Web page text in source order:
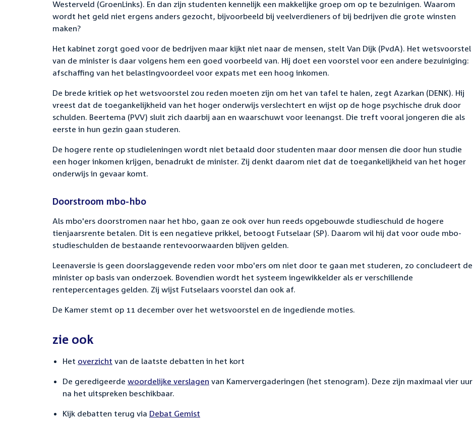
Westerveld (GroenLinks). En dan zijn studenten kennelijk een makkelijke groep om op te bezuinigen. Waarom
wordt het geld niet ergens anders gezocht, bijvoorbeeld bij veelverdieners of bij bedrijven die grote winsten
maken?
Het kabinet zorgt goed voor de bedrijven maar kijkt niet naar de mensen, stelt Van Dijk (PvdA). Het wetsvoorstel
van de minister is daar volgens hem een goed voorbeeld van. Hij doet een voorstel voor een andere bezuiniging:
afschaffing van het belastingvoordeel voor expats met een hoog inkomen.
De brede kritiek op het wetsvoorstel zou reden moeten zijn om het van tafel te halen, zegt Azarkan (DENK). Hij
vreest dat de toegankelijkheid van het hoger onderwijs verslechtert en wijst op de hoge psychische druk door
schulden. Beertema (PVV) sluit zich daarbij aan en waarschuwt voor leenangst. Die treft vooral jongeren die als
eerste in hun gezin gaan studeren.
De hogere rente op studieleningen wordt niet betaald door studenten maar door mensen die door hun studie
een hoger inkomen krijgen, benadrukt de minister. Zij denkt daarom niet dat de toegankelijkheid van het hoger
onderwijs in gevaar komt.
Doorstroom mbo-hbo
Als mbo'ers doorstromen naar het hbo, gaan ze ook over hun reeds opgebouwde studieschuld de hogere
tienjaarsrente betalen. Dit is een negatieve prikkel, betoogt Futselaar (SP). Daarom wil hij dat voor oude mbo-
studieschulden de bestaande rentevoorwaarden blijven gelden.
Leenaversie is geen doorslaggevende reden voor mbo'ers om niet door te gaan met studeren, zo concludeert de
minister op basis van onderzoek. Bovendien wordt het systeem ingewikkelder als er verschillende
rentepercentages gelden. Zij wijst Futselaars voorstel dan ook af.
De Kamer stemt op 11 december over het wetsvoorstel en de ingediende moties.
zie ook
Het overzicht van de laatste debatten in het kort
De geredigeerde woordelijke verslagen van Kamervergaderingen (het stenogram). Deze zijn maximaal vier uur
na het uitspreken beschikbaar.
Kijk debatten terug via Debat Gemist